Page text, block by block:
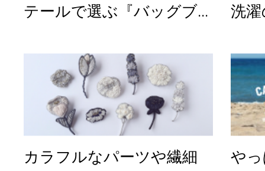
テールで選ぶ『バッグブ...
洗
カラフルなパーツや繊細
や